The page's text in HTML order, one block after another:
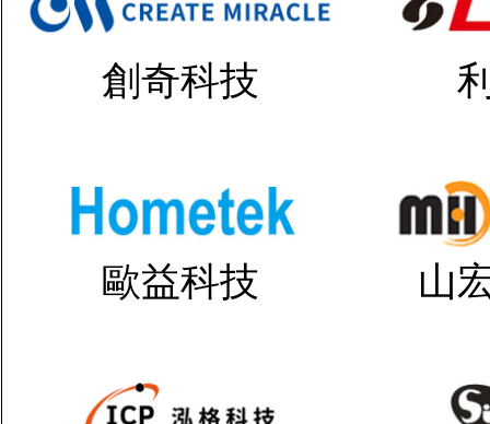
創奇科技
歐益科技 山